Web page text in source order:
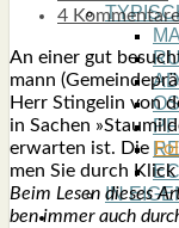
IN
SO GOOT’S
4 Kommentare
An einer gut
mann
Herr Stin­ge­lin von
in Sachen
erwar­ten ist. Die
men Sie durch
Beim Lesen die­ses
ben immer auch